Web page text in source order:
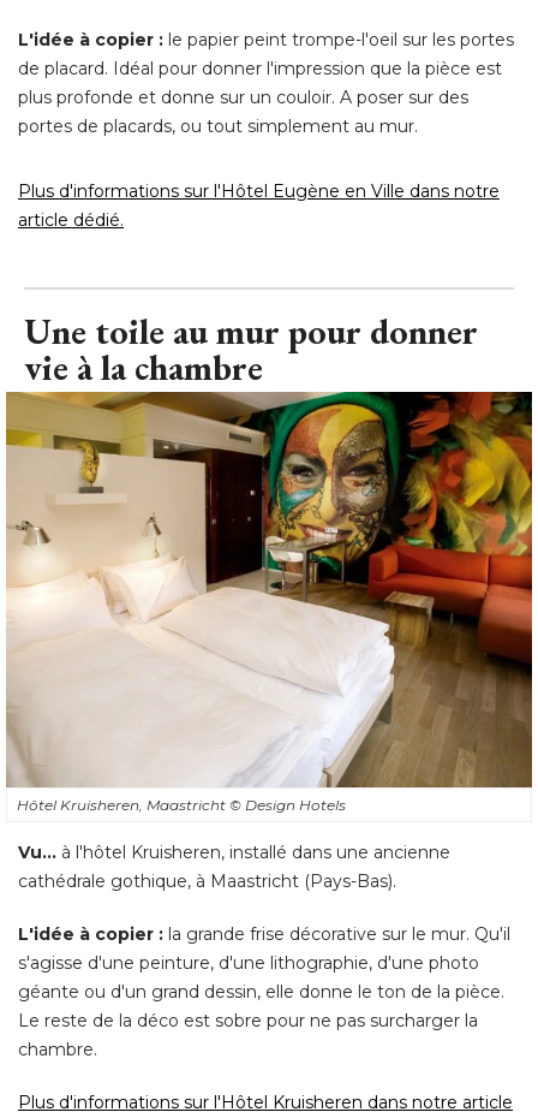
L'idée à copier : le papier peint trompe-l'oeil sur les portes
de placard. Idéal pour donner l'impression que la pièce est
plus profonde et donne sur un couloir. A poser sur des
portes de placards, ou tout simplement au mur.
Plus d'informations sur l'Hôtel Eugène en Ville dans notre
article dédié.
Une toile au mur pour donner
vie à la chambre
Hôtel Kruisheren, Maastricht © Design Hotels
Vu... à l'hôtel Kruisheren, installé dans une ancienne
cathédrale gothique, à Maastricht (Pays-Bas).
L'idée à copier : la grande frise décorative sur le mur. Qu'il
s'agisse d'une peinture, d'une lithographie, d'une photo
géante ou d'un grand dessin, elle donne le ton de la pièce.
Le reste de la déco est sobre pour ne pas surcharger la
chambre.
Plus d'informations sur l'Hôtel Kruisheren dans notre article